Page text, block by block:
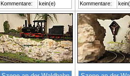
Kommentare:
kein(e)
Kommentare: